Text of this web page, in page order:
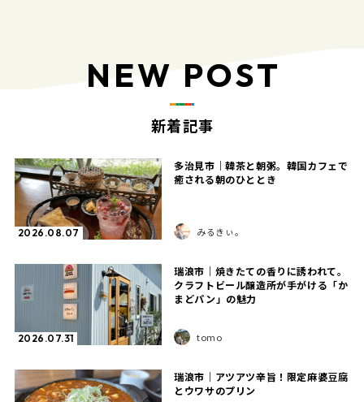
NEW POST
新着記事
2026.08.07
多治見市｜韓茶と朝粥。韓国カフェで
癒される朝のひととき
みるきぃ。
2026.07.31
瑞浪市｜焼きたての香りに誘われて。
クラフトビール醸造所が手がける「か
まどパン」の魅力
tomo
瑞浪市｜アツアツ辛旨！限定麻婆豆腐
とウワサのプリン